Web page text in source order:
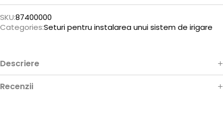
SKU:87400000
Categories:Seturi pentru instalarea unui sistem de irigare
Descriere
Recenzii